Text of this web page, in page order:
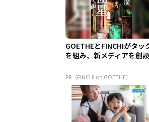
GOETHEとFINCHIがタッ
を組み、新メディアを創設
PR（FINCHI on GOETHE）